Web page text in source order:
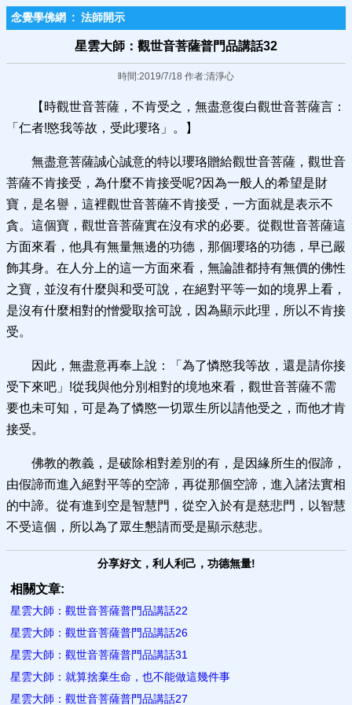
念覺學佛網 : 法師開示
星雲大師：觀世音菩薩普門品講話32
時間:2019/7/18 作者:清淨心
【時觀世音菩薩，不肯受之，無盡意復白觀世音菩薩言：
「仁者!愍我等故，受此瓔珞」。】
無盡意菩薩誠心誠意的特以瓔珞贈給觀世音菩薩，觀世音
菩薩不肯接受，為什麼不肯接受呢?因為一般人的希望是財
寶，是名譽，這裡觀世音菩薩不肯接受，一方面就是表示不
貪。這個寶，觀世音菩薩實在沒有求的必要。從觀世音菩薩這
方面來看，他具有無量無邊的功德，那個瓔珞的功德，早已嚴
飾其身。在人分上的這一方面來看，無論誰都持有無價的佛性
之寶，並沒有什麼與和受可說，在絕對平等一如的境界上看，
是沒有什麼相對的憎愛取捨可說，因為顯示此理，所以不肯接
受。
因此，無盡意再奉上說：「為了憐愍我等故，還是請你接
受下來吧」!從我與他分別相對的境地來看，觀世音菩薩不需
要也未可知，可是為了憐愍一切眾生所以請他受之，而他才肯
接受。
佛教的教義，是破除相對差別的有，是因緣所生的假諦，
由假諦而進入絕對平等的空諦，再從那個空諦，進入諸法實相
的中諦。從有進到空是智慧門，從空入於有是慈悲門，以智慧
不受這個，所以為了眾生懇請而受是顯示慈悲。
分享好文，利人利己，功德無量!
相關文章:
星雲大師：觀世音菩薩普門品講話22
星雲大師：觀世音菩薩普門品講話26
星雲大師：觀世音菩薩普門品講話31
星雲大師：就算捨棄生命，也不能做這幾件事
星雲大師：觀世音菩薩普門品講話27